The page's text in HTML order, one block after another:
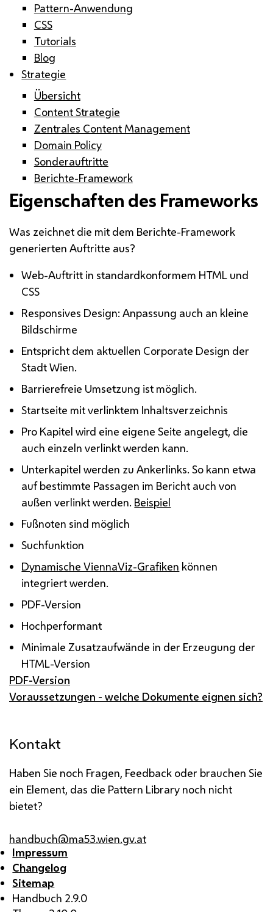
Pattern-Anwendung
CSS
Tutorials
Blog
Strategie
Übersicht
Content Strategie
Zentrales Content Management
Domain Policy
Sonderauftritte
Berichte-Framework
Eigenschaften des Frameworks
Was zeichnet die mit dem Berichte-Framework
generierten Auftritte aus?
Web-Auftritt in standardkonformem HTML und
CSS
Responsives Design: Anpassung auch an kleine
Bildschirme
Entspricht dem aktuellen Corporate Design der
Stadt Wien.
Barrierefreie Umsetzung ist möglich.
Startseite mit verlinktem Inhaltsverzeichnis
Pro Kapitel wird eine eigene Seite angelegt, die
auch einzeln verlinkt werden kann.
Unterkapitel werden zu Ankerlinks. So kann etwa
auf bestimmte Passagen im Bericht auch von
außen verlinkt werden. Beispiel
Fußnoten sind möglich
Suchfunktion
Dynamische ViennaViz-Grafiken können
integriert werden.
PDF-Version
Hochperformant
Minimale Zusatzaufwände in der Erzeugung der
HTML-Version
PDF-Version
Voraussetzungen - welche Dokumente eignen sich?
Kontakt
Haben Sie noch Fragen, Feedback oder brauchen Sie
ein Element, das die Pattern Library noch nicht
bietet?
handbuch@ma53.wien.gv.at
Impressum
Changelog
Sitemap
Handbuch 2.9.0